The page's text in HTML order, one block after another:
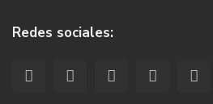
Redes sociales: